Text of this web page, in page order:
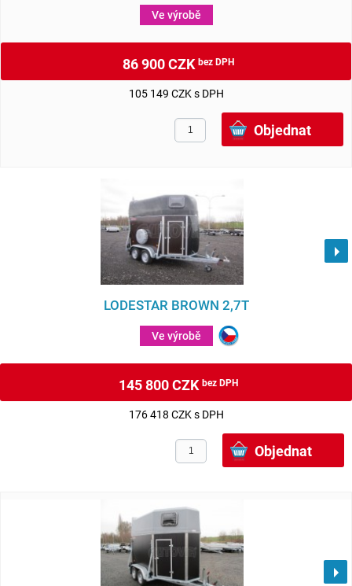
Ve výrobě
86 900 CZKbez DPH
105 149 CZK s DPH
LODESTAR BROWN 2,7T
Ve výrobě
145 800 CZKbez DPH
176 418 CZK s DPH